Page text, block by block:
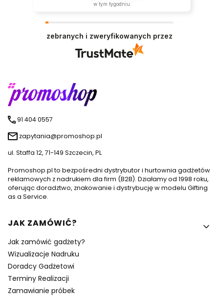
w tym tygodniu
zebranych i zweryfikowanych przez
91 404 0557
zapytania@promoshop.pl
ul. Staffa 12, 71-149 Szczecin, PL
Promoshop.pl to bezpośredni dystrybutor i hurtownia gadżetów
reklamowych z nadrukiem dla firm (B2B). Działamy od 1998 roku,
oferując doradztwo, znakowanie i dystrybucję w modelu Gifting
as a Service.
Linki w stopce
JAK ZAMÓWIĆ?
Jak zamówić gadżety?
Wizualizacje Nadruku
Doradcy Gadżetowi
Terminy Realizacji
Zamawianie próbek